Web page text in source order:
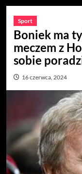
Sport
Boniek ma
meczem z
sobie
16 czerwca, 2024